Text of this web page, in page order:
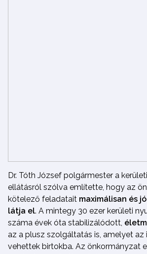
Dr. Tóth József polgármester a
ellátásról szólva említette, hogy az
kötelező feladatait maximálisan és
látja el. A mintegy 30 ezer kerületi
száma évek óta stabilizálódott,
az a plusz szolgáltatás is, amelyet az
vehettek birtokba. Az önkormányzat